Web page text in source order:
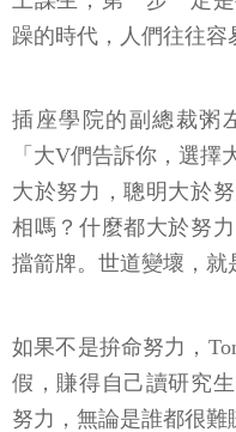
躁的時代，人們往往容
插座學院的副總裁粥
「大V們告訴你，選
大於努力，聰明大於
相嗎？什麼都大於努
擋箭牌。世道變壞，就
如果不是拚命努力，
假，賺得自己讀研究
努力，無論是誰都很難